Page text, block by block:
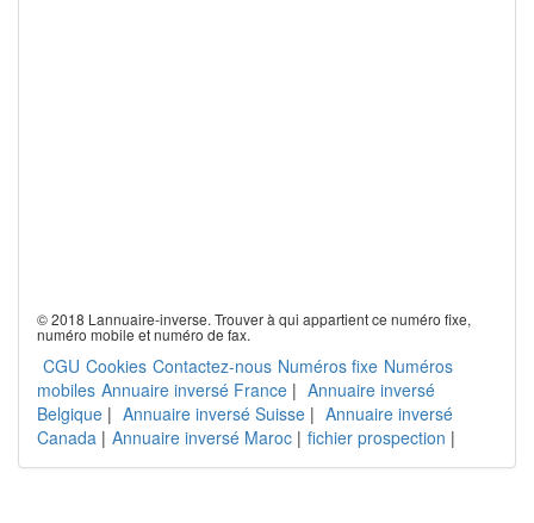
© 2018 Lannuaire-inverse. Trouver à qui appartient ce numéro fixe,
numéro mobile et numéro de fax.
CGU Cookies Contactez-nous Numéros fixe Numéros
mobiles Annuaire inversé France | Annuaire inversé
Belgique | Annuaire inversé Suisse | Annuaire inversé
Canada | Annuaire inversé Maroc | fichier prospection |